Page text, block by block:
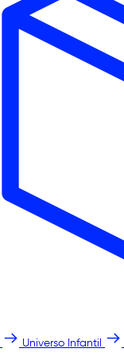
Universo Infantil